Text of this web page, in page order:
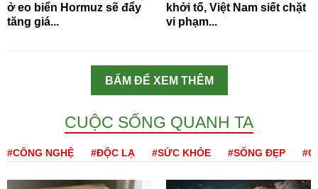
ở eo biển Hormuz sẽ đẩy
tăng giá...
khởi tố, Việt Nam siết chặt
vi phạm...
BẤM ĐỂ XEM THÊM
CUỘC SỐNG QUANH TA
#CÔNG NGHỆ #ĐỘC LẠ #SỨC KHỎE #SỐNG ĐẸP